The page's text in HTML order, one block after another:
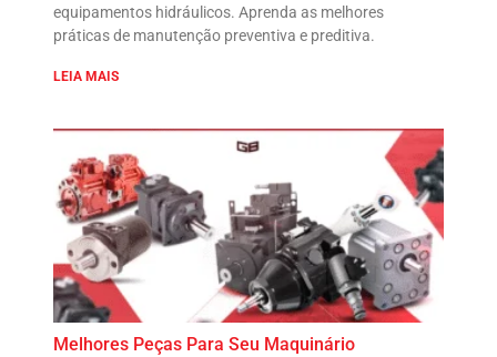
equipamentos hidráulicos. Aprenda as melhores
práticas de manutenção preventiva e preditiva.
LEIA MAIS
Melhores Peças Para Seu Maquinário